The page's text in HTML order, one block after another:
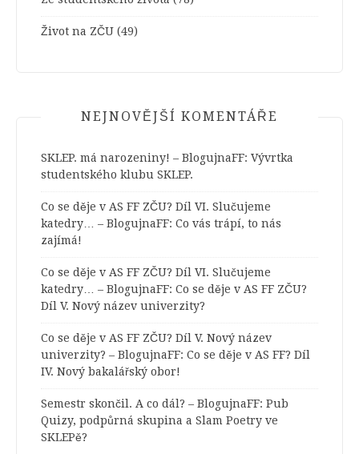
Život na ZČU (49)
NEJNOVĚJŠÍ KOMENTÁŘE
SKLEP. má narozeniny! – BlogujnaFF: Vývrtka
studentského klubu SKLEP.
Co se děje v AS FF ZČU? Díl VI. Slučujeme
katedry… – BlogujnaFF: Co vás trápí, to nás
zajímá!
Co se děje v AS FF ZČU? Díl VI. Slučujeme
katedry… – BlogujnaFF: Co se děje v AS FF ZČU?
Díl V. Nový název univerzity?
Co se děje v AS FF ZČU? Díl V. Nový název
univerzity? – BlogujnaFF: Co se děje v AS FF? Díl
IV. Nový bakalářský obor!
Semestr skončil. A co dál? – BlogujnaFF: Pub
Quizy, podpůrná skupina a Slam Poetry ve
SKLEPě?